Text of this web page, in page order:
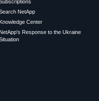
NetApp
Knowledge Center
NetApp's Response to the Ukraine